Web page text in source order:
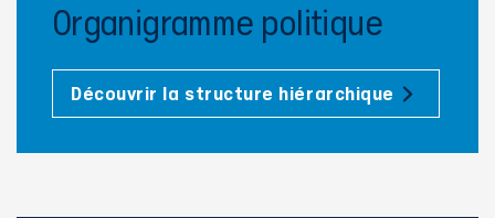
Organigramme politique
Découvrir la structure hiérarchique